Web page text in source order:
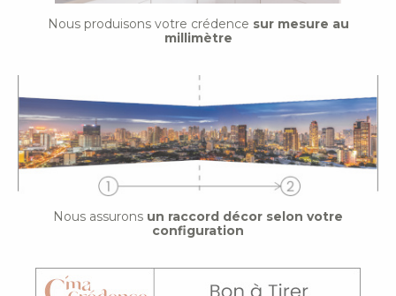
Nous produisons votre crédence sur mesure au
millimètre
Nous assurons un raccord décor selon votre
configuration